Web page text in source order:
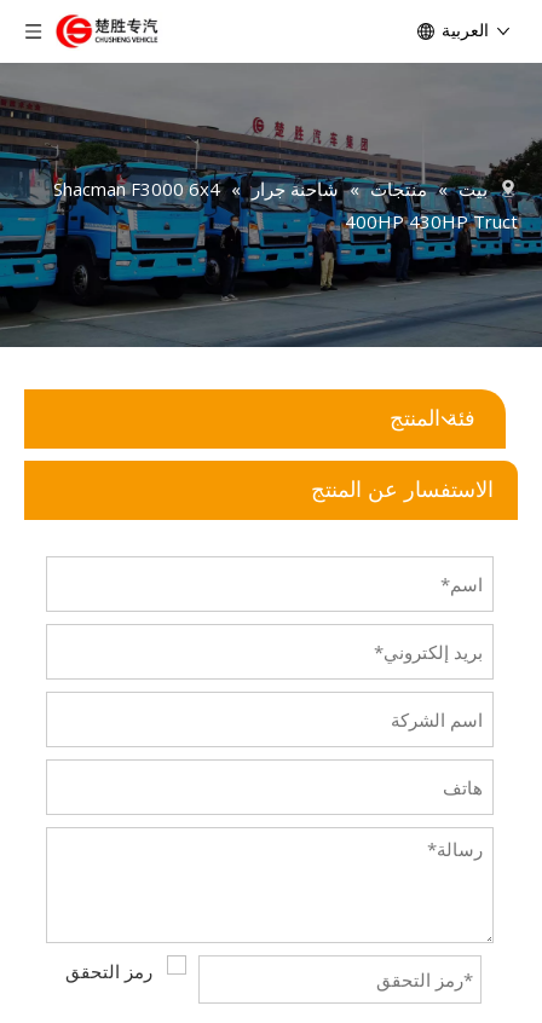
العربية
بيت » منتجات » شاحنة جرار »
Shacman F3000 6x4
400HP 430HP Truct
فئة المنتج
الاستفسار عن المنتج